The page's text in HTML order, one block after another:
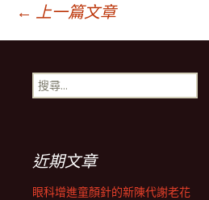
文
章
航
← 上一篇文章
搜
尋
近期文章
眼科增進童顏針的新陳代謝老花